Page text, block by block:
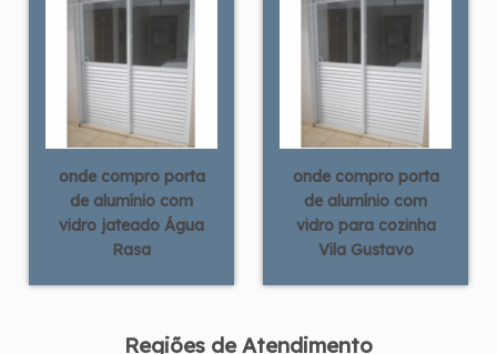
onde compro porta
de alumínio com
vidro jateado Água
Rasa
onde compro porta
de alumínio com
vidro para cozinha
Vila Gustavo
Regiões de Atendimento